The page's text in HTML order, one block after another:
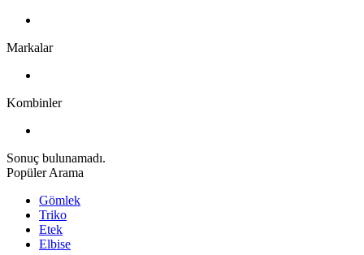
Markalar
Kombinler
Sonuç bulunamadı.
Popüler Arama
Gömlek
Triko
Etek
Elbise